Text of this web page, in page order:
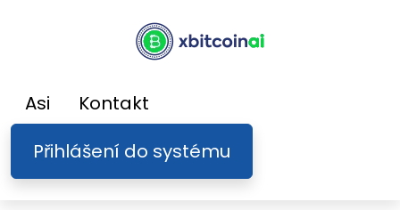
Asi
Kontakt
Přihlášení do systému